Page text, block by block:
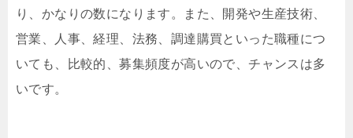
り、かなりの数になります。また、開発や生産技術、
営業、人事、経理、法務、調達購買といった職種につ
いても、比較的、募集頻度が高いので、チャンスは多
いです。